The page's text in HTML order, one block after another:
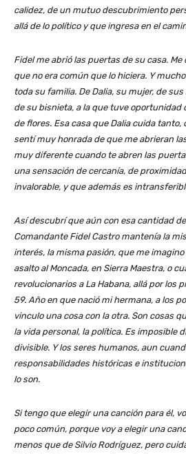
calidez, de un mutuo descubrimiento
allá de lo político y que ingresa en el
Fidel me abrió las puertas de su casa.
que no era común que lo hiciera. Y
toda su familia. De Dalia, su mujer, de
de su bisnieta, a la que tuve oportunidad
de flores. Esa casa que Dalia cuida tanto,
sentí muy honrada de que me abrieran
muy diferente cuando te abren las
una sensación de cercanía, de
invalorable, y que además es
Así descubrí que aún con esa cantidad
Comandante Fidel Castro mantenía la
interés, la misma pasión, que me
asalto al Moncada, en Sierra Maestra, o
revolucionarios a La Habana, allá por los
59. Año en que nació mi hermana, a los
vinculo una cosa con la otra. Son cosas
la vida personal, la política. Es imposible
divisible. Y los seres humanos, aun
responsabilidades históricas e
lo son.
Si tengo que elegir una canción para él,
poco común, porque voy a elegir una
menos que de Silvio Rodríguez, pero